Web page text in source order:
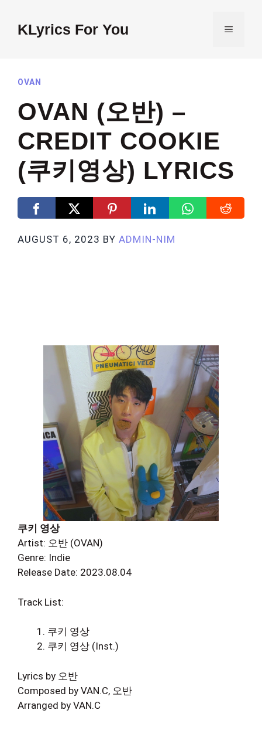
contentKLyrics For You MENU
OVAN
OVAN (오반) –
CREDIT COOKIE
(쿠키영상) LYRICS
AUGUST 6, 2023 BY ADMIN-NIM
쿠키 영상
Artist: 오반 (OVAN)
Genre: Indie
Release Date: 2023.08.04
Track List:
쿠키 영상
쿠키 영상 (Inst.)
Lyrics by 오반
Composed by VAN.C, 오반
Arranged by VAN.C